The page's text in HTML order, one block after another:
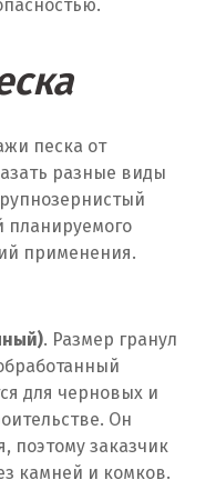
песка от
разные виды
планируемого
применения.
. Размер гранул
для черновых и
Он
поэтому заказчик
камней и комков.